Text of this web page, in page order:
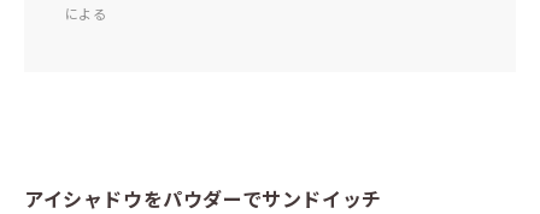
による
アイシャドウをパウダーでサンドイッチ